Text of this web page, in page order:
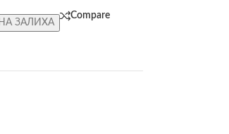
ЗАЛИХА
Compare